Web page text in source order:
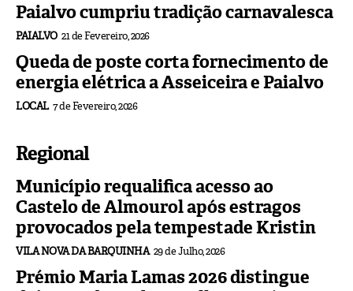
Paialvo cumpriu tradição carnavalesca
PAIALVO 21 de Fevereiro, 2026
Queda de poste corta fornecimento de
energia elétrica a Asseiceira e Paialvo
LOCAL 7 de Fevereiro, 2026
Regional
Município requalifica acesso ao
Castelo de Almourol após estragos
provocados pela tempestade Kristin
VILA NOVA DA BARQUINHA 29 de Julho, 2026
Prémio Maria Lamas 2026 distingue